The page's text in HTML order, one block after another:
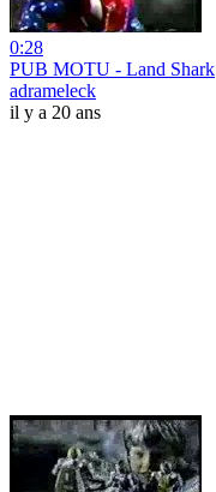
0:28
PUB MOTU - Land Shark
adrameleck
il y a 20 ans